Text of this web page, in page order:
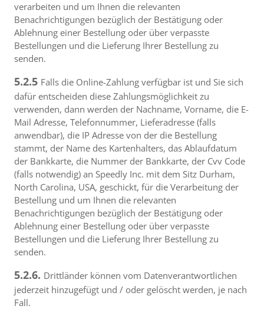
verarbeiten und um Ihnen die relevanten
Benachrichtigungen bezüglich der Bestätigung oder
Ablehnung einer Bestellung oder über verpasste
Bestellungen und die Lieferung Ihrer Bestellung zu
senden.
5.2.5 Falls die Online-Zahlung verfügbar ist und Sie sich
dafür entscheiden diese Zahlungsmöglichkeit zu
verwenden, dann werden der Nachname, Vorname, die E-
Mail Adresse, Telefonnummer, Lieferadresse (falls
anwendbar), die IP Adresse von der die Bestellung
stammt, der Name des Kartenhalters, das Ablaufdatum
der Bankkarte, die Nummer der Bankkarte, der Cvv Code
(falls notwendig) an Speedly Inc. mit dem Sitz Durham,
North Carolina, USA, geschickt, für die Verarbeitung der
Bestellung und um Ihnen die relevanten
Benachrichtigungen bezüglich der Bestätigung oder
Ablehnung einer Bestellung oder über verpasste
Bestellungen und die Lieferung Ihrer Bestellung zu
senden.
5.2.6. Drittländer können vom Datenverantwortlichen
jederzeit hinzugefügt und / oder gelöscht werden, je nach
Fall.